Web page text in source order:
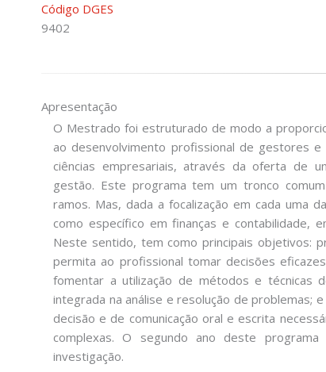
Código DGES
9402
Apresentação
O Mestrado foi estruturado de modo a
ao desenvolvimento profissional de gestores
ciências empresariais, através da oferta de
gestão. Este programa tem um tronco
ramos. Mas, dada a focalização em cada uma
como específico em finanças e contabilidade,
Neste sentido, tem como principais objetivos:
permita ao profissional tomar decisões
fomentar a utilização de métodos e técnicas
integrada na análise e resolução de problemas;
decisão e de comunicação oral e escrita
complexas. O segundo ano deste
investigação.